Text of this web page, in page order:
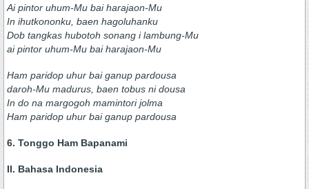
Ai pintor uhum-Mu bai harajaon-Mu
In ihutkononku, baen hagoluhanku
Dob tangkas hubotoh sonang i lambung-Mu
ai pintor uhum-Mu bai harajaon-Mu
Ham paridop uhur bai ganup pardousa
daroh-Mu madurus, baen tobus ni dousa
In do na margogoh mamintori jolma
Ham paridop uhur bai ganup pardousa
6. Tonggo Ham Bapanami
II. Bahasa Indonesia